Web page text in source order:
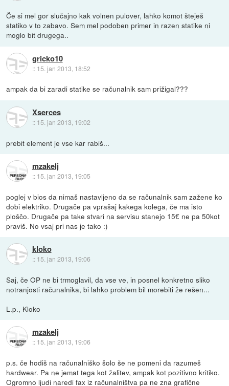
Če si mel gor slučajno kak volnen pulover, lahko komot šteješ
statiko v to zabavo. Sem mel podoben primer in razen statike ni
moglo bit drugega..
gricko10
:: 15. jan 2013, 18:52
ampak da bi zaradi statike se računalnik sam prižigal???
Xserces
:: 15. jan 2013, 19:02
prebit element je vse kar rabiš...
mzakelj
:: 15. jan 2013, 19:05
poglej v bios da nimaš nastavljeno da se računalnik sam zažene ko
dobi elektriko. Drugače pa vprašaj kakega kolega, če ma isto
ploščo. Drugače pa take stvari na servisu stanejo 15€ ne pa 50kot
praviš. No vsaj pri nas je tako :)
kloko
:: 15. jan 2013, 19:06
Saj, če OP ne bi trmoglavil, da vse ve, in posnel konkretno sliko
notranjosti računalnika, bi lahko problem bil morebiti že rešen...
L.p., Kloko
mzakelj
:: 15. jan 2013, 19:06
p.s. če hodiš na računalniško šolo še ne pomeni da razumeš
hardwear. Pa ne jemat tega kot žalitev, ampak kot pozitivno kritiko.
Ogromno ljudi naredi fax iz računalništva pa ne zna grafične